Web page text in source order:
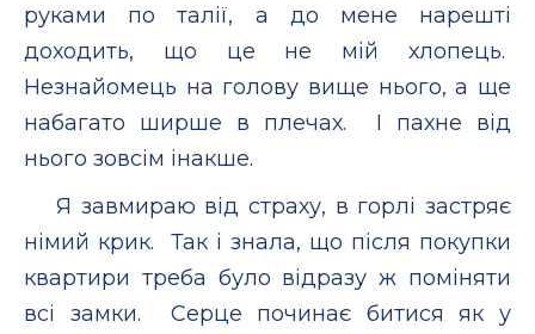
руками по талії, а до мене нарешті
доходить, що це не мій хлопець.
Незнайомець на голову вище нього, а ще
набагато ширше в плечах. І пахне від
нього зовсім інакше.
Я завмираю від страху, в горлі застряє
німий крик. Так і знала, що після покупки
квартири треба було відразу ж поміняти
всі замки. Серце починає битися як у